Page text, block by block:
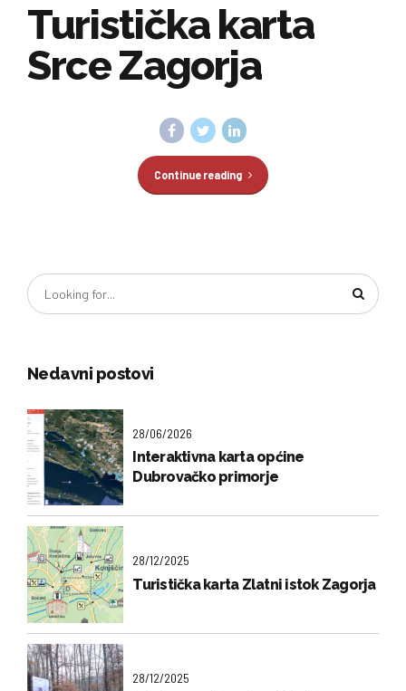
Turistička karta
Srce Zagorja
Continue reading
Nedavni postovi
28/06/2026
Interaktivna karta općine
Dubrovačko primorje
28/12/2025
Turistička karta Zlatni istok Zagorja
28/12/2025